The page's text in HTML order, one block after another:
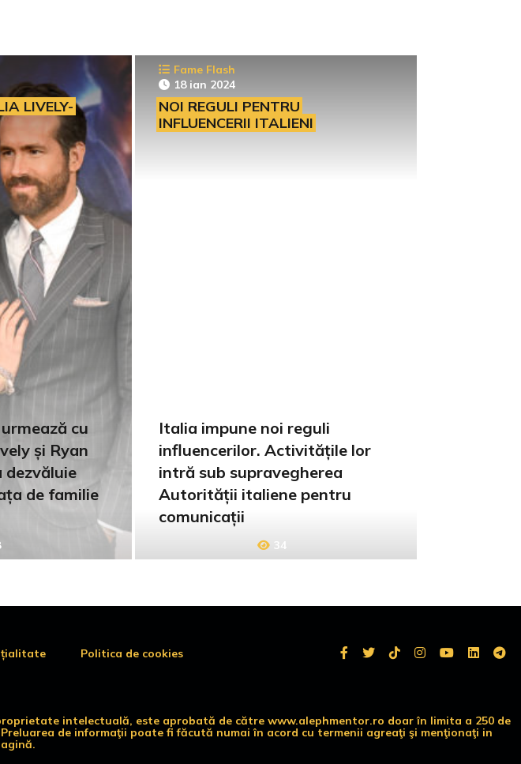
LIVELY-
cu
și Ryan
dezvăluie
de familie
Fame Flash
18 ian 2024
NOI REGULI PENTRU
INFLUENCERII ITALIENI
Italia impune noi reguli
influencerilor. Activitățile lor
intră sub supravegherea
Autorității italiene pentru
comunicații
34
Politica de cookies
intelectuală, este aprobată de către www.alephmentor.ro doar în limita a 250 de
de informaţii poate fi făcută numai în acord cu termenii agreaţi şi menţionaţi in